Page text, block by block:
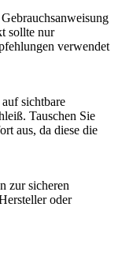
sollte nur
verwendet
sichtbare
Tauschen Sie
aus, da diese die
zur sicheren
oder